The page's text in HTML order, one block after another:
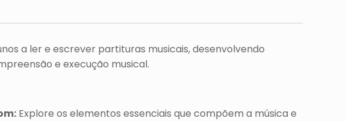
a ler e escrever partituras musicais, desenvolvendo
e execução musical.
Explore os elementos essenciais que compõem a música e